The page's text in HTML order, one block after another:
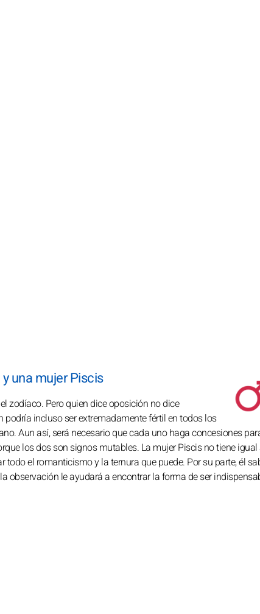
una mujer Piscis
zodíaco. Pero quien dice oposición no dice
podría incluso ser extremadamente fértil en todos los
Aun así, será necesario que cada uno haga concesiones
los dos son signos mutables. La mujer Piscis no tiene
el romanticismo y la ternura que puede. Por su parte, él
observación le ayudará a encontrar la forma de ser